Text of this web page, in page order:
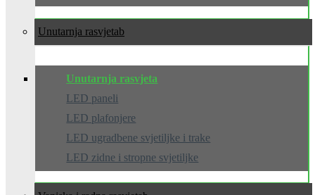
Unutarnja rasvjeta
Unutarnja rasvjeta
LED paneli
LED plafonjere
LED ugradbene svjetiljke i trake
LED zidne i stropne svjetiljke